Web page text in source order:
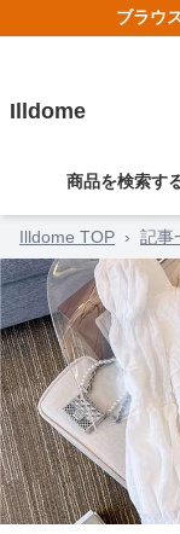
ブラウ
Illdome
商品を検索す
Illdome TOP › 記事